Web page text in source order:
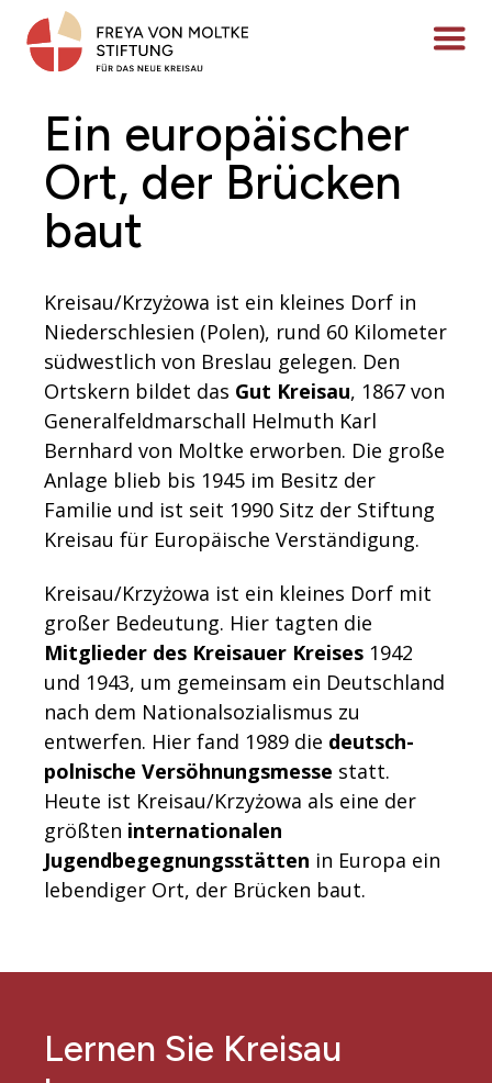
Inhalt
springen
Menü
Ein europäischer
Ort, der Brücken
baut
Kreisau/Krzyżowa ist ein kleines Dorf in
Niederschlesien (Polen), rund 60 Kilometer
südwestlich von Breslau gelegen. Den
Ortskern bildet das Gut Kreisau, 1867 von
Generalfeldmarschall Helmuth Karl
Bernhard von Moltke erworben. Die große
Anlage blieb bis 1945 im Besitz der
Familie und ist seit 1990 Sitz der Stiftung
Kreisau für Europäische Verständigung.
Kreisau/Krzyżowa ist ein kleines Dorf mit
großer Bedeutung. Hier tagten die
Mitglieder des Kreisauer Kreises 1942
und 1943, um gemeinsam ein Deutschland
nach dem Nationalsozialismus zu
entwerfen. Hier fand 1989 die deutsch-
polnische Versöhnungsmesse statt.
Heute ist Kreisau/Krzyżowa als eine der
größten internationalen
Jugendbegegnungsstätten in Europa ein
lebendiger Ort, der Brücken baut.
Lernen Sie Kreisau